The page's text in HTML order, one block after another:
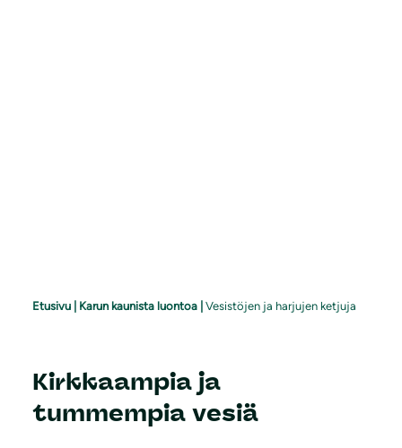
Etusivu Karun kaunista luontoa Vesistöjen ja harjujen ketjuja
Kirkkaampia ja
tummempia vesiä